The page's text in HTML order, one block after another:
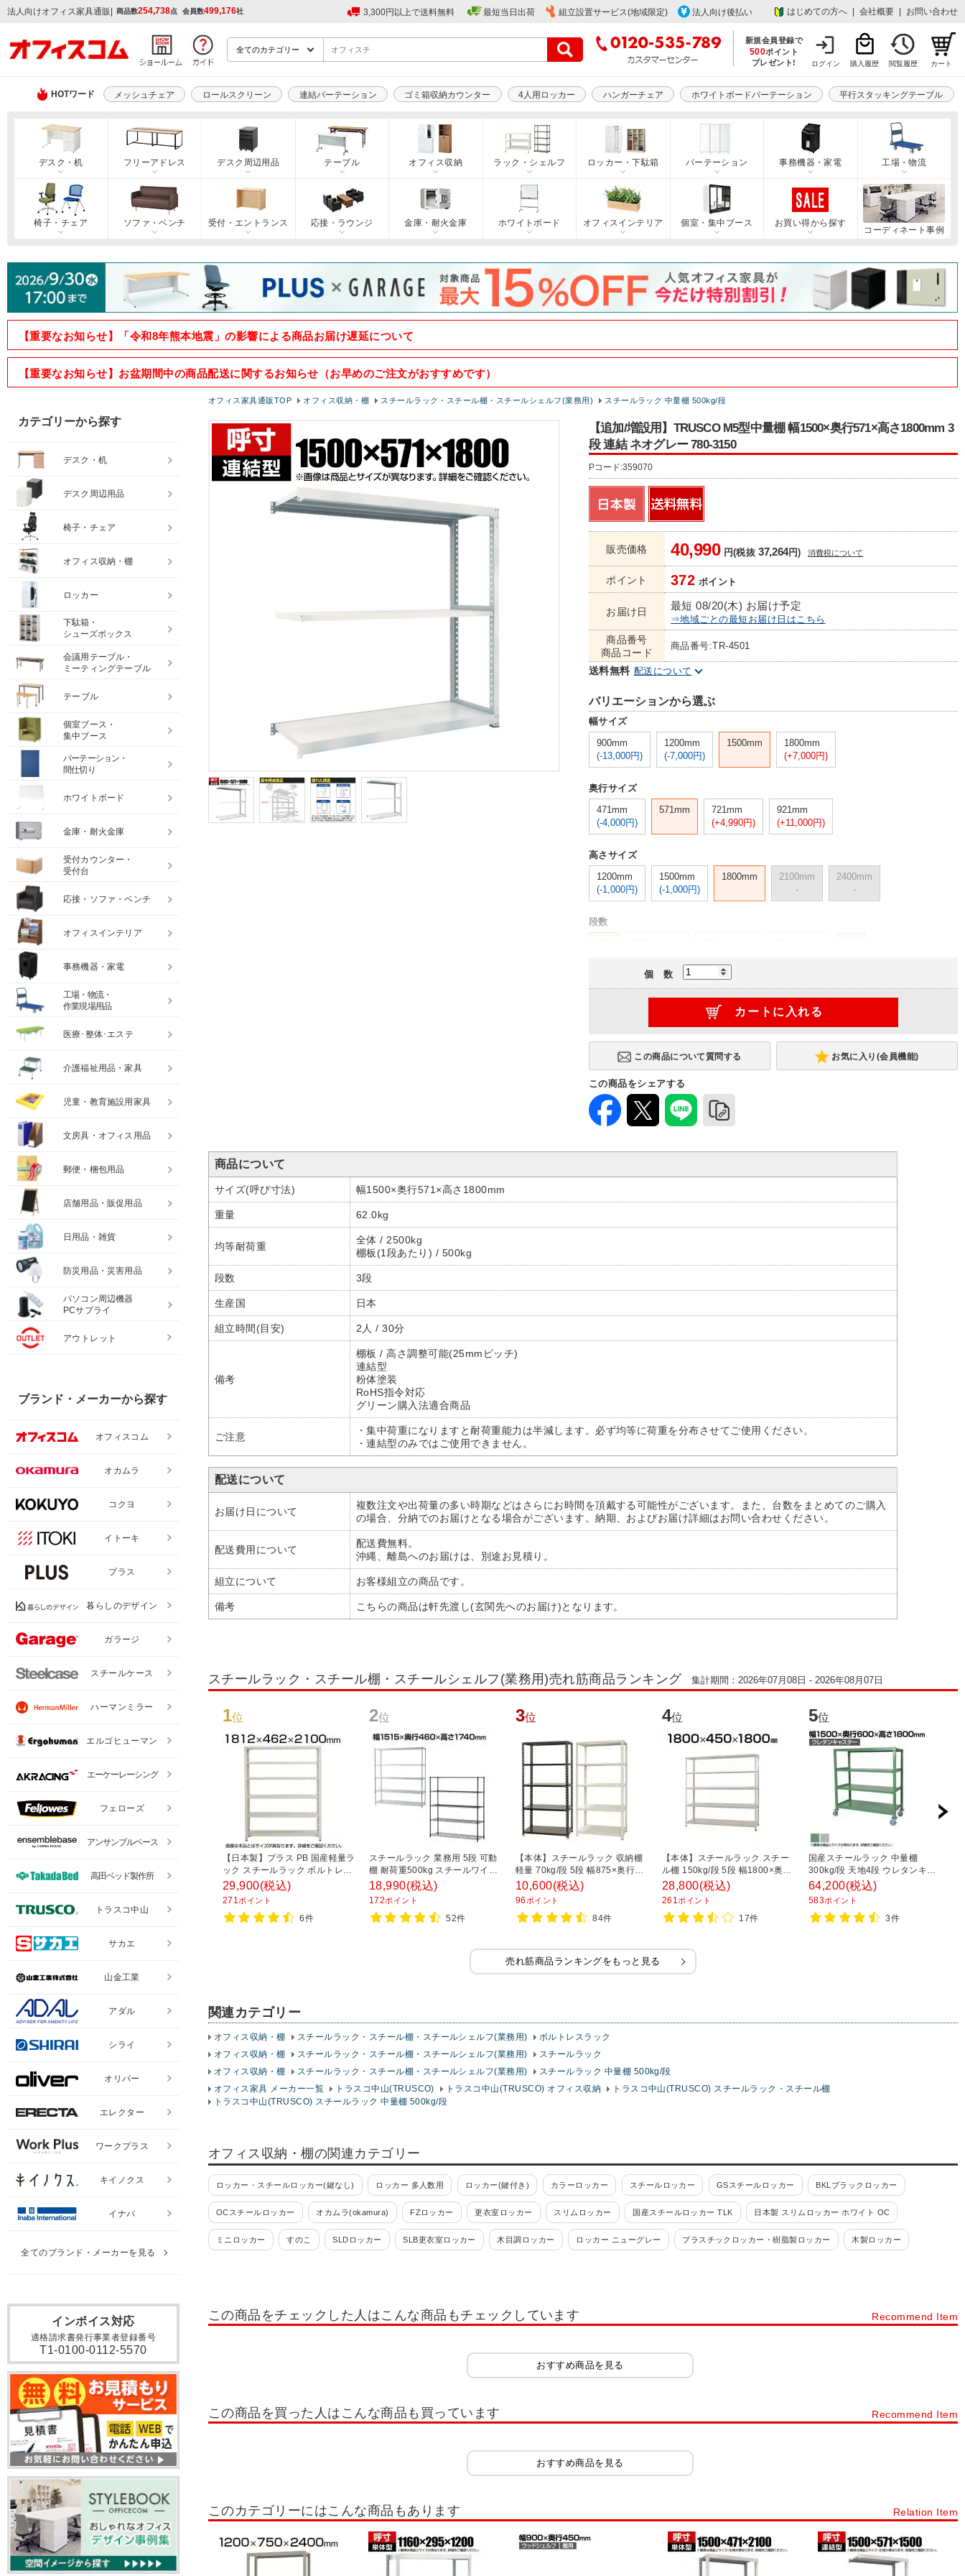
法人向けオフィス家具通販 | 商品数254,738点 会員数499,176社 3,300円以上で送料無料 最短当日出荷 組立設置サービス(地域限定) 法人向け後払い はじめての方へ 会社概要 お問い合わせ
新規会員登録で
500ポイント
プレゼント!
ログイン 購入履歴 閲覧履歴 カート
HOTワード メッシュチェア ロールスクリーン 連結パーテーション ゴミ箱収納カウンター 4人用ロッカー ハンガーチェア ホワイトボードパーテーション 平行スタッキングテーブル
デスク・机 フリーアドレス デスク周辺用品 テーブル オフィス収納 ラック・シェルフ ロッカー・下駄箱 パーテーション 事務機器・家電 工場・物流
椅子・チェア ソファ・ベンチ 受付・エントランス 応接・ラウンジ 金庫・耐火金庫 ホワイトボード オフィスインテリア 個室・集中ブース
お買い得から探す
コーディネート事例
【重要なお知らせ】「令和8年熊本地震」の影響による商品お届け遅延について
【重要なお知らせ】お盆期間中の商品配送に関するお知らせ（お早めのご注文がおすすめです）
オフィス家具通販TOP オフィス収納・棚 スチールラック・スチール棚・スチールシェルフ(業務用) スチールラック 中量棚 500kg/段
【追加/増設用】TRUSCO M5型中量棚 幅1500×奥行571×高さ1800mm 3
段 連結 ネオグレー 780-3150
Pコード:359070
販売価格 40,990円(税抜37,264円) 消費税について
ポイント 372 ポイント
お届け日 最短 08/20(木) お届け予定
⇒地域ごとの最短お届け日はこちら
商品番号
商品コード
商品番号:TR-4501
送料無料 配送について
バリエーションから選ぶ
幅サイズ
900mm
(-13,000円)
1200mm
(-7,000円)
1500mm
1800mm
(+7,000円)
奥行サイズ
471mm
(-4,000円)
571mm
721mm
(+4,990円)
921mm
(+11,000円)
高さサイズ
1200mm
(-1,000円)
1500mm
(-1,000円)
1800mm
2100mm
-
2400mm
-
段数
連結タイプ
個 数
お気に入り(会員機能)
この商品をシェアする
商品について
サイズ(呼び寸法) 幅1500×奥行571×高さ1800mm
重量 62.0kg
均等耐荷重
全体 / 2500kg
棚板(1段あたり) / 500kg
段数 3段
生産国 日本
組立時間(目安) 2人 / 30分
備考
棚板 / 高さ調整可能(25mmピッチ)
連結型
粉体塗装
RoHS指令対応
グリーン購入法適合商品
ご注意
・集中荷重になりますと耐荷重能力は半減します。必ず均等に荷重を分布させてご使用ください。
・連結型のみではご使用できません。
配送について
お届け日について
複数注文や出荷量の多い時期などはさらにお時間を頂戴する可能性がございます。また、台数をまとめてのご購入
の場合、分納でのお届けとなる場合がございます。納期、およびお届け詳細はお問い合わせください。
配送費用について
配送費無料。
沖縄、離島へのお届けは、別途お見積り。
組立について お客様組立の商品です。
備考 こちらの商品は軒先渡し(玄関先へのお届け)となります。
スチールラック・スチール棚・スチールシェルフ(業務用)売れ筋商品ランキング 集計期間：2026年07月08日 - 2026年08月07日
1位
【日本製】プラス PB 国産軽量ラ
ック スチールラック ボルトレス
耐荷重150kg/段 天地6段 幅
1812×奥行462×高さ2100mm ス
チール棚 スチールシェルフ 収納
棚 オープンラック 収納ラック
29,900(税込)
271ポイント
6件
2位
スチールラック 業務用 5段 可動
棚 耐荷重500kg スチールワイヤ
ーラック シェルゴ 幅1515×奥行
460×高さ1740mm
18,990(税込)
172ポイント
52件
3位
【本体】スチールラック 収納棚
軽量 70kg/段 5段 幅875×奥行
450×高さ1800mm 【ホワイト・
ブラック】
10,600(税込)
96 ポイント
84件
4位
【本体】スチールラック スチー
ル棚 150kg/段 5段 幅1800×奥行
450×高さ1800mm
28,800(税込)
261ポイント
17件
5位
国産スチールラック 中量棚
300kg/段 天地4段 ウレタンキャ
スター付き 収納棚 スチール棚 幅
1500×奥行600×高さ1800mm キ
ャスター直径150×高さ200mm
64,200(税込)
583ポイント
3件
売れ筋商品ランキングをもっと見る
関連カテゴリー
オフィス収納・棚 スチールラック・スチール棚・スチールシェルフ(業務用)
ボルトレスラック
オフィス収納・棚
スチールラック・スチール棚・スチールシェルフ(業務用)
スチールラック
オフィス収納・棚
スチールラック・スチール棚・スチールシェルフ(業務用)
スチールラック 中量棚 500kg/段
オフィス家具 メーカー一覧
トラスコ中山(TRUSCO) トラスコ中山(TRUSCO) オフィス収納
トラスコ中山(TRUSCO) スチールラック・スチール棚
トラスコ中山(TRUSCO) スチールラック 中量棚 500kg/段
オフィス収納・棚の関連カテゴリー
ロッカー・スチールロッカー(鍵なし) ロッカー 多人数用 ロッカー(鍵付き) カラーロッカー スチールロッカー GSスチールロッカー BKLブラックロッカー
OCスチールロッカー オカムラ(okamura) FZロッカー 更衣室ロッカー スリムロッカー 国産スチールロッカー TLK 日本製 スリムロッカー ホワイト OC
ミニロッカー すのこ SLDロッカー SLB更衣室ロッカー 木目調ロッカー ロッカー ニューグレー プラスチックロッカー・樹脂製ロッカー 木製ロッカー
ロッカー 10人用 ロッカー 12人用 ロッカー 多人数用 ロッカーホワイト系(白)
木製キャビネット・木製ラック・木製書庫 役員用家具 扉タイプから探す
シューズボックス オープンタイプ 可動棚
シューズボックス 24人用～30人用 シューズボックス 32人用
屋外用ラック ステンレスラック ボルトレスラック キャスター付きラック 木棚スチールラック シェルゴ スチールワイヤーラック シェルゴ
スチールラック 軽量棚 100kg/段 スチールラック 軽量棚 120kg/段
この商品をチェックした人はこんな商品もチェックしています Recommend Item
おすすめ商品を見る
この商品を買った人はこんな商品も買っています Recommend Item
おすすめ商品を見る
このカテゴリーにはこんな商品もあります Relation Item
インボイス対応
適格請求書発行事業者登録番号
T1-0100-0112-5570
カテゴリーから探す
デスク・机
デスク周辺用品
椅子・チェア
オフィス収納・棚
ロッカー
下駄箱・
シューズボックス
会議用テーブル・
ミーティングテーブル
テーブル
個室ブース・
集中ブース
パーテーション・
間仕切り
ホワイトボード
金庫・耐火金庫
受付カウンター・
受付台
応接・ソファ・ベンチ
オフィスインテリア
事務機器・家電
工場・物流・
作業現場用品
医療･整体･エステ
介護福祉用品・家具
児童・教育施設用家具
文房具・オフィス用品
郵便・梱包用品
店舗用品・販促用品
日用品・雑貨
防災用品・災害用品
パソコン周辺機器
PCサプライ
アウトレット
ブランド・メーカーから探す
オフィスコム
オカムラ
コクヨ
イトーキ
プラス
暮らしのデザイン
ガラージ
スチールケース
ハーマンミラー
エルゴヒューマン
エーケーレーシング
フェローズ
アンサンブルベース
高田ベッド製作所
トラスコ中山
サカエ
山金工業
アダル
シライ
オリバー
エレクター
ワークプラス
キイノクス
イナバ
全てのブランド・メーカーを見る